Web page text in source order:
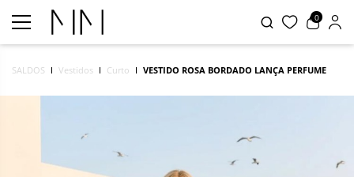
0
SALDOS Vestidos Curto VESTIDO ROSA BORDADO LANÇA PERFUME